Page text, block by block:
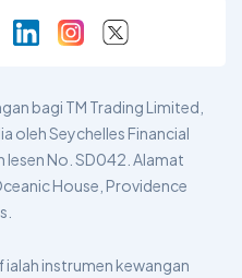
bagi TM Trading Limited,
oleh Seychelles Financial
lesen No. SD042. Alamat
House, Providence
ialah instrumen kewangan